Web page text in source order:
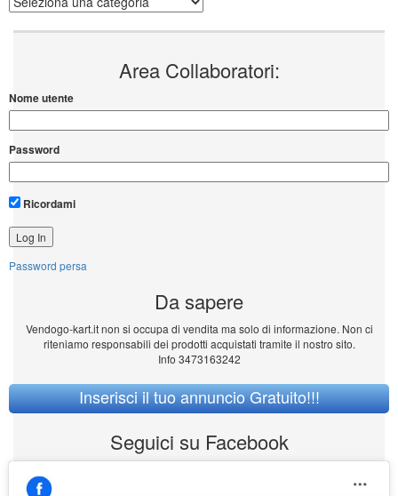
Area Collaboratori:
Nome utente
Password
Ricordami
Password persa
Da sapere
Vendogo-kart.it non si occupa di vendita ma solo di informazione. Non ci
riteniamo responsabili dei prodotti acquistati tramite il nostro sito.
Info 3473163242
Inserisci il tuo annuncio Gratuito!!!
Seguici su Facebook